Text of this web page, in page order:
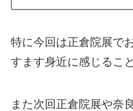
特に今回は正倉院展で
すます身近に感じるこ
また次回正倉院展や奈